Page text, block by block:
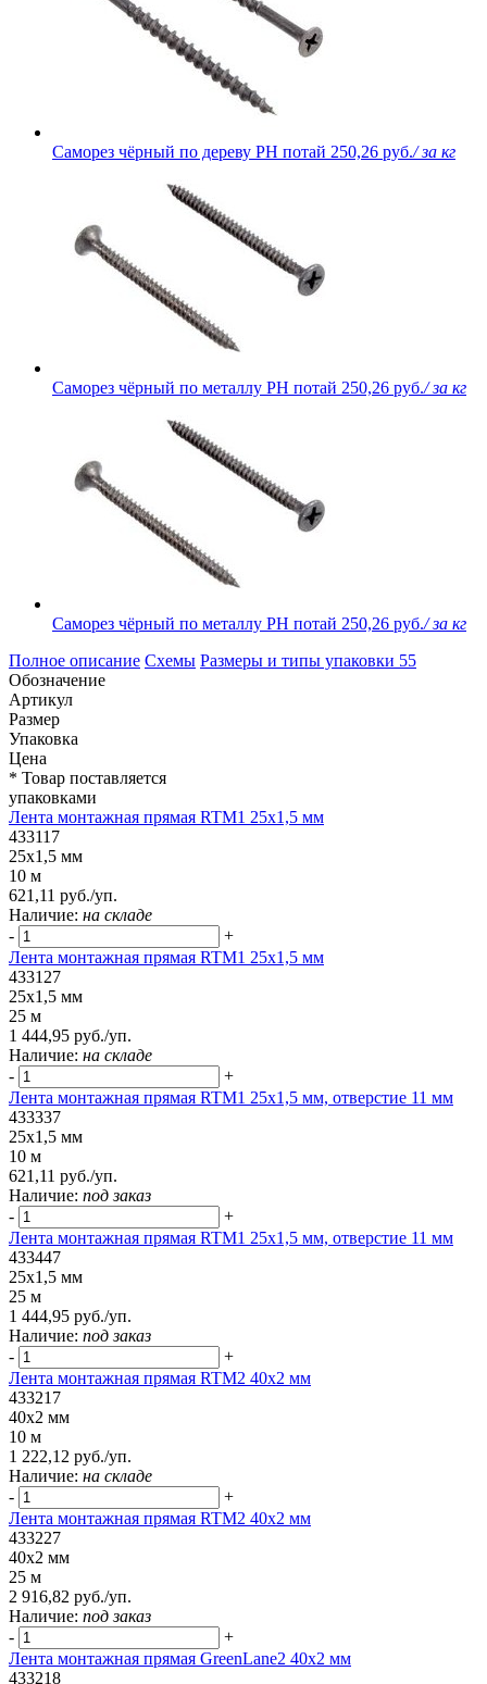
Саморез чёрный по дереву PH потай 250,26 руб./ за кг
Саморез чёрный по металлу PH потай 250,26 руб./ за кг
Саморез чёрный по металлу PH потай 250,26 руб./ за кг
Полное описание Схемы Размеры и типы упаковки 55
Обозначение
Артикул
Размер
Упаковка
Цена
* Товар поставляется
упаковками
Лента монтажная прямая RTM1 25x1,5 мм
433117
25x1,5 мм
10 м
621,11 руб./уп.
Наличие: на складе
-
+
Лента монтажная прямая RTM1 25x1,5 мм
433127
25x1,5 мм
25 м
1 444,95 руб./уп.
Наличие: на складе
-
+
Лента монтажная прямая RTM1 25x1,5 мм, отверстие 11 мм
433337
25x1,5 мм
10 м
621,11 руб./уп.
Наличие: под заказ
-
+
Лента монтажная прямая RTM1 25x1,5 мм, отверстие 11 мм
433447
25x1,5 мм
25 м
1 444,95 руб./уп.
Наличие: под заказ
-
+
Лента монтажная прямая RTM2 40x2 мм
433217
40x2 мм
10 м
1 222,12 руб./уп.
Наличие: на складе
-
+
Лента монтажная прямая RTM2 40x2 мм
433227
40x2 мм
25 м
2 916,82 руб./уп.
Наличие: под заказ
-
+
Лента монтажная прямая GreenLane2 40x2 мм
433218